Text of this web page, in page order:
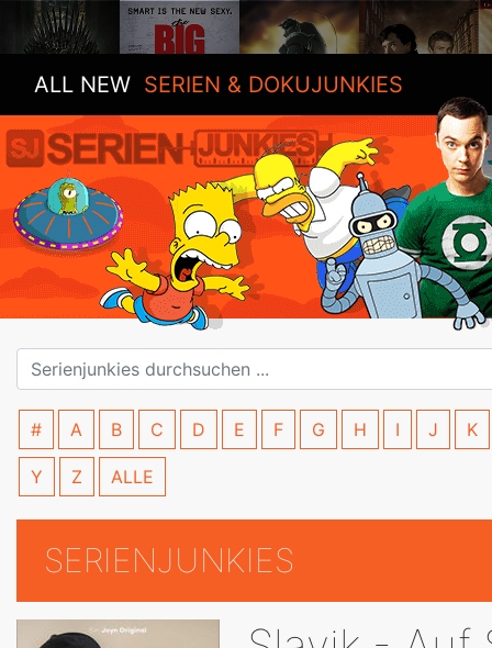
ALL NEW SERIEN & DOKUJUNKIES
# A B C D E F G H I J K
Y Z ALLE
SERIENJUNKIES